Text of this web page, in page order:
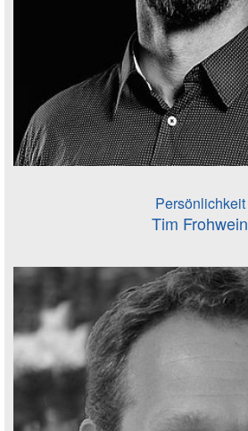
Persönlichkeit
Tim Frohwein